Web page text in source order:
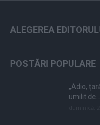
ALEGEREA
POSTĂRI POPULARE
„Adio,
umilit de...